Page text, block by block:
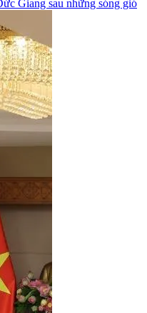
Giang sau những sóng gió